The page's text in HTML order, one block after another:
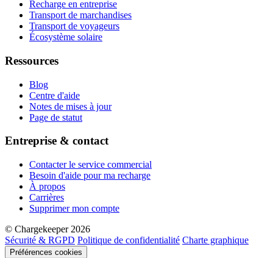
Recharge en entreprise
Transport de marchandises
Transport de voyageurs
Écosystème solaire
Ressources
Blog
Centre d'aide
Notes de mises à jour
Page de statut
Entreprise & contact
Contacter le service commercial
Besoin d'aide pour ma recharge
À propos
Carrières
Supprimer mon compte
© Chargekeeper 2026
Sécurité & RGPD Politique de confidentialité Charte graphique
Préférences cookies